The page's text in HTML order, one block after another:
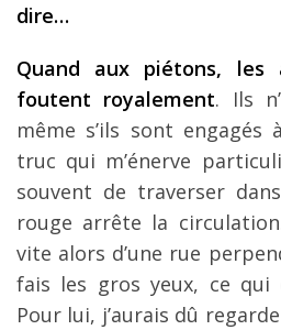
dire…
Quand aux piétons, les
foutent royalement. Ils
même s’ils sont engagés
truc qui m’énerve
souvent de traverser
rouge arrête la
vite alors d’une rue
fais les gros yeux, ce qui
Pour lui, j’aurais dû